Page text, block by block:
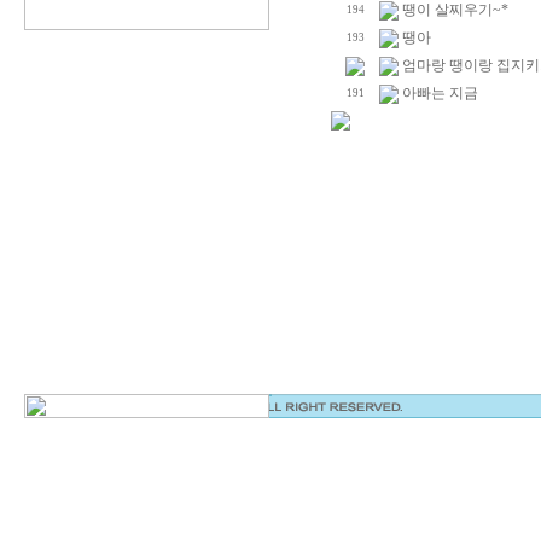
194 땡이 살찌우기~*
193
땡아
엄마랑 땡이랑 집지
191 아빠는 지금